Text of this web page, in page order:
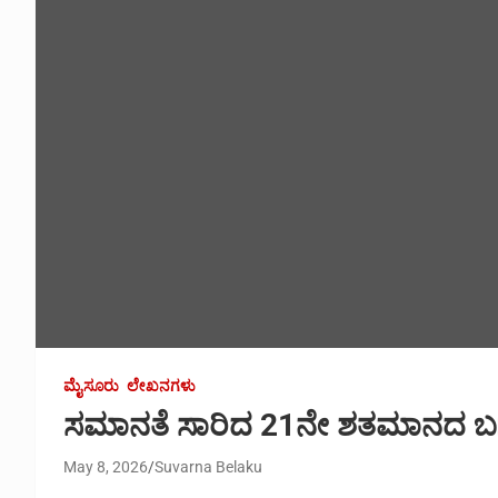
ಮೈಸೂರು ಲೇಖನಗಳು
ಸಮಾನತೆ ಸಾರಿದ 21ನೇ ಶತಮಾನದ
May 8, 2026 Suvarna Belaku